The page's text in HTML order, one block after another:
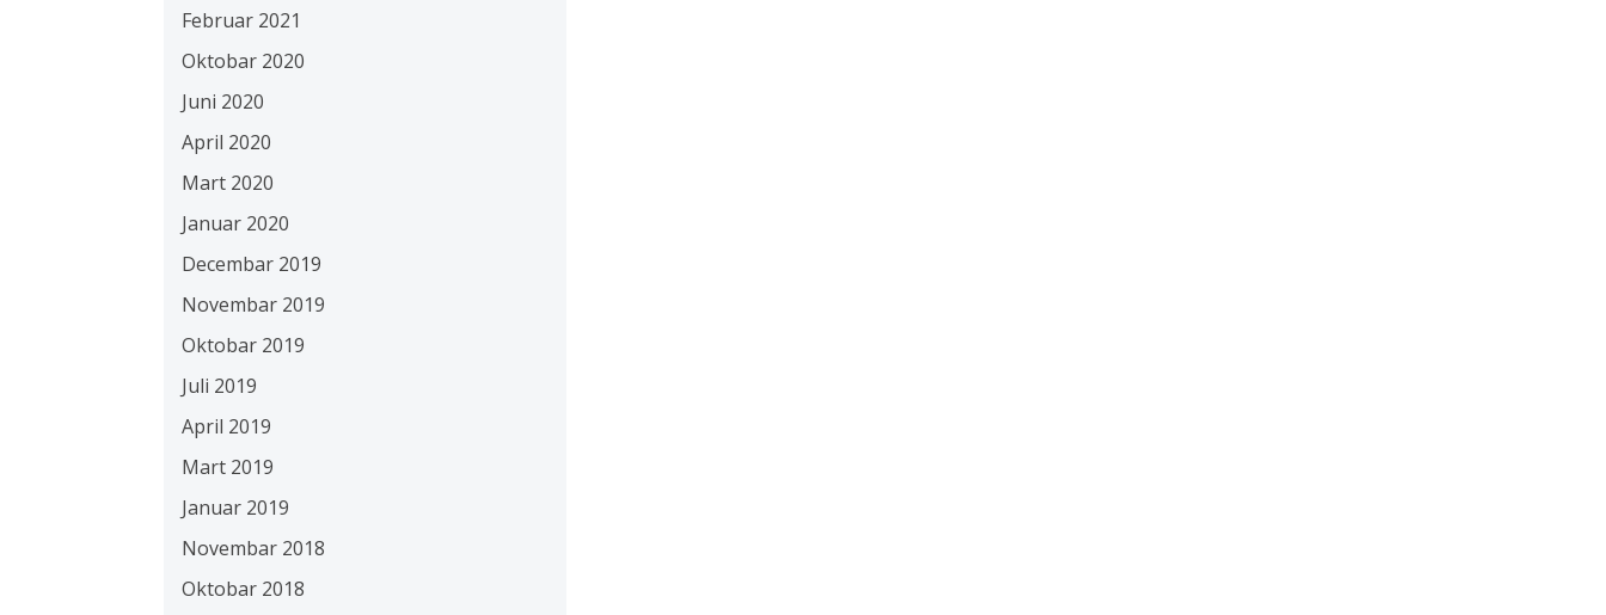
Februar 2021
Oktobar 2020
Juni 2020
April 2020
Mart 2020
Januar 2020
Decembar 2019
Novembar 2019
Oktobar 2019
Juli 2019
April 2019
Mart 2019
Januar 2019
Novembar 2018
Oktobar 2018